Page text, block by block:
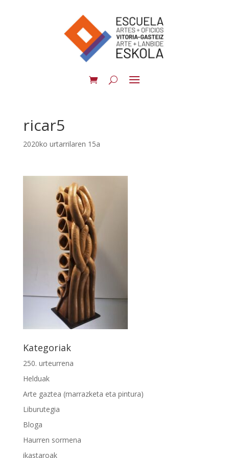
ricar5
2020ko urtarrilaren 15a
Kategoriak
250. urteurrena
Helduak
Arte gaztea (marrazketa eta pintura)
Liburutegia
Bloga
Haurren sormena
ikastaroak